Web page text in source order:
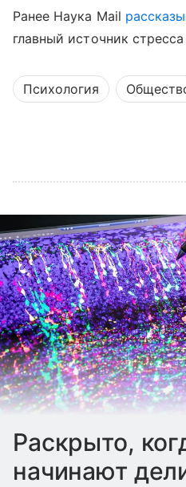
Ранее Наука Mail
главный источник
Психология
Раскрыто,
начинают